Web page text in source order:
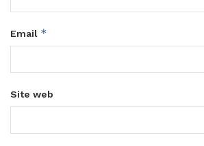
Email *
Site web